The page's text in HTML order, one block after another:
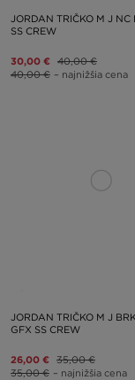
JORDAN TRIČKO M J NC
SS CREW
30,00 € 40,00 €
40,00 € – najnižšia cena
JORDAN TRIČKO M J
GFX SS CREW
26,00 € 35,00 €
35,00 € – najnižšia cena